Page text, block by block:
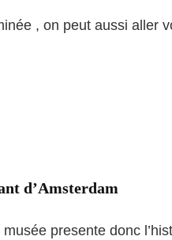
, on peut aussi aller
d’Amsterdam
presente donc